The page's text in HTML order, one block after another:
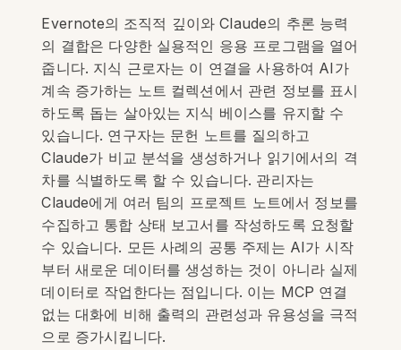
Evernote의 조직적 깊이와 Claude의 추론 능력
의 결합은 다양한 실용적인 응용 프로그램을 열어
줍니다. 지식 근로자는 이 연결을 사용하여 AI가
계속 증가하는 노트 컬렉션에서 관련 정보를 표시
하도록 돕는 살아있는 지식 베이스를 유지할 수
있습니다. 연구자는 문헌 노트를 질의하고
Claude가 비교 분석을 생성하거나 읽기에서의 격
차를 식별하도록 할 수 있습니다. 관리자는
Claude에게 여러 팀의 프로젝트 노트에서 정보를
수집하고 통합 상태 보고서를 작성하도록 요청할
수 있습니다. 모든 사례의 공통 주제는 AI가 시작
부터 새로운 데이터를 생성하는 것이 아니라 실제
데이터로 작업한다는 점입니다. 이는 MCP 연결
없는 대화에 비해 출력의 관련성과 유용성을 극적
으로 증가시킵니다.